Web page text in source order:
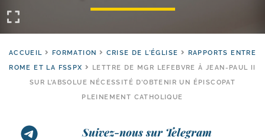
ACCUEIL FORMATION CRISE DE L'ÉGLISE
RAPPORTS ENTRE
ROME ET LA FSSPX
LETTRE DE MGR LEFEBVRE À JEAN-PAUL II
SUR L’ABSOLUE NÉCESSITÉ D’OBTENIR UN ÉPISCOPAT
PLEINEMENT CATHOLIQUE
Suivez-nous sur Telegram